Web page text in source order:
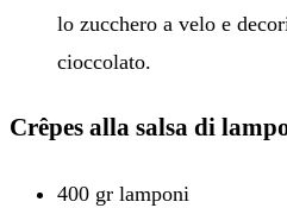
lo zucchero a velo e
cioccolato.
Crêpes alla salsa di
400 gr lamponi